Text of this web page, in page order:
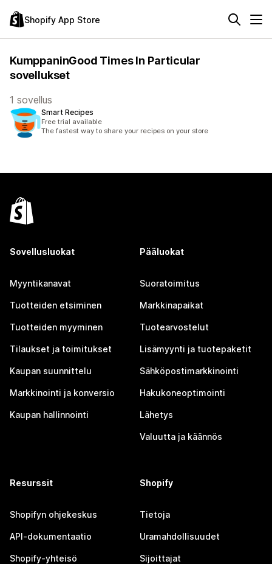
Shopify App Store
KumppaninGood Times In Particular
sovellukset
1 sovellus
Smart Recipes
Free trial available
The fastest way to share your recipes on your store
Sovellusluokat
Myyntikanavat
Tuotteiden etsiminen
Tuotteiden myyminen
Tilaukset ja toimitukset
Kaupan suunnittelu
Markkinointi ja konversio
Kaupan hallinnointi
Pääluokat
Suoratoimitus
Markkinapaikat
Tuotearvostelut
Lisämyynti ja tuotepaketit
Sähköpostimarkkinointi
Hakukoneoptimointi
Lähetys
Valuutta ja käännös
Resurssit
Shopifyn ohjekeskus
API-dokumentaatio
Shopify-yhteisö
Shopify
Tietoja
Uramahdollisuudet
Sijoittajat